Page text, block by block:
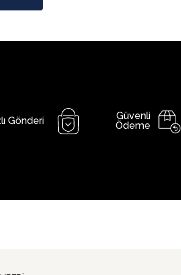
Gönderi
Güvenli
Ödeme